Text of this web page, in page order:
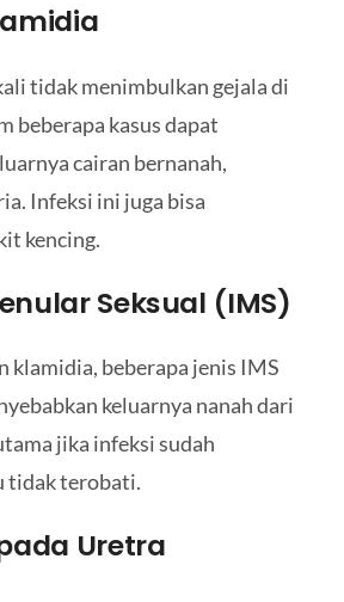
tidak menimbulkan gejala di
beberapa kasus dapat
cairan bernanah,
Infeksi ini juga bisa
kencing.
Seksual (IMS)
klamidia, beberapa jenis IMS
keluarnya nanah dari
jika infeksi sudah
tidak terobati.
Uretra